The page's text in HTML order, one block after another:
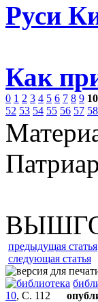
Руси
Как
0 1 2 3 4 5 6 7 8 9 10
52 53 54 55 56 57 58
предыдущая статья
следующая статья
10, С. 112